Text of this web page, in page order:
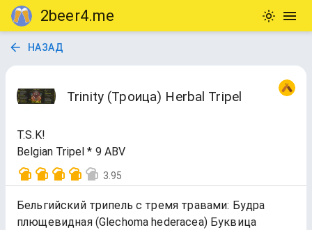
2beer4.me
НАЗАД
Trinity (Троица) Herbal Tripel
T.S.K!
Belgian Tripel * 9 ABV
3.95
Бельгийский трипель с тремя травами: Будра
плющевидная (Glechoma hederacea) Буквица